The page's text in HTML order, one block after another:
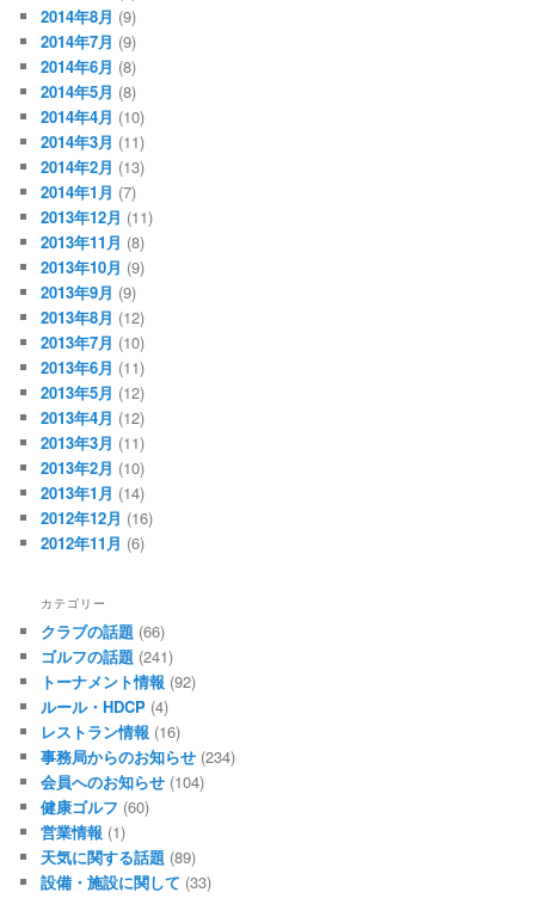
2014年8月 (9)
2014年7月 (9)
2014年6月 (8)
2014年5月 (8)
2014年4月 (10)
2014年3月 (11)
2014年2月 (13)
2014年1月 (7)
2013年12月 (11)
2013年11月 (8)
2013年10月 (9)
2013年9月 (9)
2013年8月 (12)
2013年7月 (10)
2013年6月 (11)
2013年5月 (12)
2013年4月 (12)
2013年3月 (11)
2013年2月 (10)
2013年1月 (14)
2012年12月 (16)
2012年11月 (6)
カテゴリー
クラブの話題 (66)
ゴルフの話題 (241)
トーナメント情報 (92)
ルール・HDCP (4)
レストラン情報 (16)
事務局からのお知らせ (234)
会員へのお知らせ (104)
健康ゴルフ (60)
営業情報 (1)
天気に関する話題 (89)
設備・施設に関して (33)